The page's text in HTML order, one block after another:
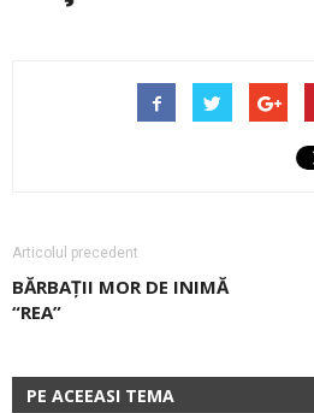
Articolul precedent
BĂRBAȚII MOR DE INIMĂ
“REA”
PE ACEEASI TEMA